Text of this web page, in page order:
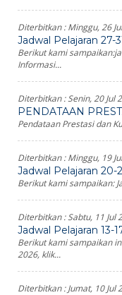
Diterbitkan :Minggu, 26
Jadwal Pelajaran 27-
Berikut kami
Informasi...
Diterbitkan :Senin, 20 Jul
PENDATAAN
Pendataan Prestasi dan
Diterbitkan :Minggu, 19
Jadwal Pelajaran 20-
Berikut kami sampaikan:
Diterbitkan :Sabtu, 11 Jul
Jadwal Pelajaran 13-
Berikut kami sampaikan
2026, klik...
Diterbitkan :Jumat, 10 Jul